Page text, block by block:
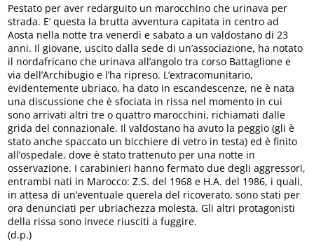
Pestato per aver redarguito un marocchino che urinava per
strada. E’ questa la brutta avventura capitata in centro ad
Aosta nella notte tra venerdì e sabato a un valdostano di 23
anni. Il giovane, uscito dalla sede di un’associazione, ha notato
il nordafricano che urinava all’angolo tra corso Battaglione e
via dell’Archibugio e l’ha ripreso. L’extracomunitario,
evidentemente ubriaco, ha dato in escandescenze, ne è nata
una discussione che è sfociata in rissa nel momento in cui
sono arrivati altri tre o quattro marocchini, richiamati dalle
grida del connazionale. Il valdostano ha avuto la peggio (gli è
stato anche spaccato un bicchiere di vetro in testa) ed è finito
all’ospedale, dove è stato trattenuto per una notte in
osservazione. I carabinieri hanno fermato due degli aggressori,
entrambi nati in Marocco: Z.S. del 1968 e H.A. del 1986, i quali,
in attesa di un’eventuale querela del ricoverato, sono stati per
ora denunciati per ubriachezza molesta. Gli altri protagonisti
della rissa sono invece riusciti a fuggire.
(d.p.)